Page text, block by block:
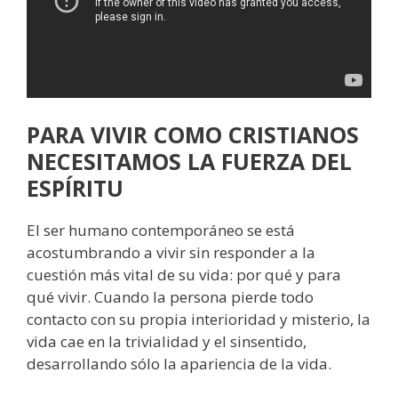
PARA VIVIR COMO CRISTIANOS
NECESITAMOS LA FUERZA DEL
ESPÍRITU
El ser humano contemporáneo se está
acostumbrando a vivir sin responder a la
cuestión más vital de su vida: por qué y para
qué vivir. Cuando la persona pierde todo
contacto con su propia interioridad y misterio, la
vida cae en la trivialidad y el sinsentido,
desarrollando sólo la apariencia de la vida.